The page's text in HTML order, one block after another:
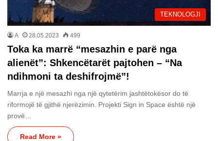
TEKNOLOGJI
A 28.05.2023 499
Toka ka marrë “mesazhin e parë nga
alienët”: Shkencëtarët pajtohen – “Na
ndihmoni ta deshifrojmë”!
Marrja e një mesazhi nga një qytetërim jashtëtokësor do të
riformojë të gjithë njerëzimin. Projekti Sign in Space është një
provë…
Read More »